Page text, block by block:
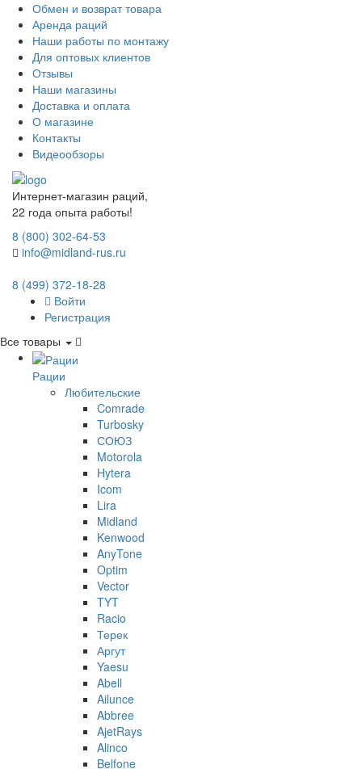
Обмен и возврат товара
Аренда раций
Наши работы по монтажу
Для оптовых клиентов
Отзывы
Наши магазины
Доставка и оплата
О магазине
Контакты
Видеообзоры
Интернет-магазин раций,
22 года опыта работы!
8 (800) 302-64-53
info@midland-rus.ru
8 (499) 372-18-28
Войти
Регистрация
Все товары
Рации
Любительские
Comrade
Turbosky
СОЮЗ
Motorola
Hytera
Icom
Lira
Midland
Kenwood
AnyTone
Optim
Vector
TYT
Racio
Терек
Аргут
Yaesu
Abell
Ailunce
Abbree
AjetRays
Alinco
Belfone